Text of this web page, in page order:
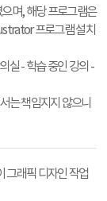
며, 해당 프로그램은
프로그램 설치
실 - 학습 중인 강의 -
는 책임지지 않으니
그래픽 디자인 작업